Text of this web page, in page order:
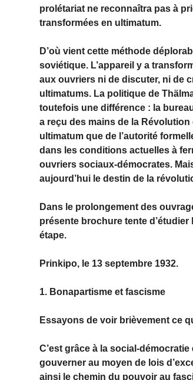
prolétariat ne reconnaîtra pas à
transformées en ultimatum.
D’où vient cette méthode
soviétique. L’appareil y a
aux ouvriers ni de discuter, ni de
ultimatums. La politique de
toutefois une différence : la
a reçu des mains de la
ultimatum que de l’autorité
dans les conditions actuelles à
ouvriers sociaux-démocrates.
aujourd’hui le destin de la
Dans le prolongement des
présente brochure tente
étape.
Prinkipo, le 13 septembre 1932.
1. Bonapartisme et fascisme
Essayons de voir brièvement ce
C’est grâce à la social-
gouverner au moyen de lois
ainsi le chemin du pouvoir au